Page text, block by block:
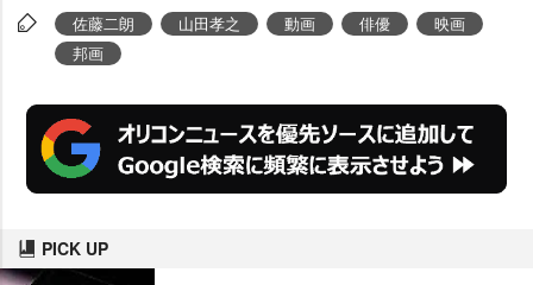
M
u
佐藤二朗 山田孝之 動画 俳優
映画
邦画
PICK UP